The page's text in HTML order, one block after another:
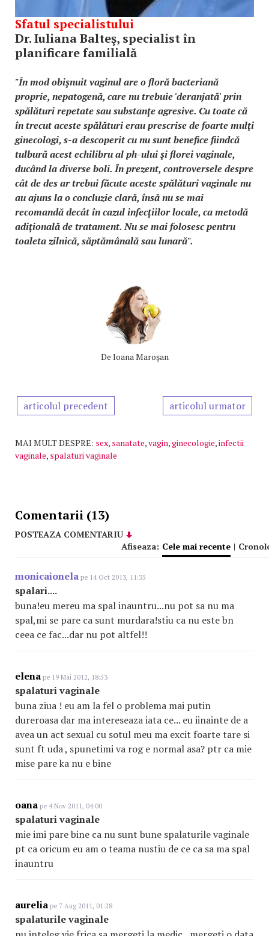
Sfatul specialistului
Dr. Iuliana Balteş, specialist în
planificare familială
"În mod obişnuit vaginul are o floră bacteriană
proprie, nepatogenă, care nu trebuie 'deranjată' prin
spălături repetate sau substanţe agresive. Cu toate că
în trecut aceste spălături erau prescrise de foarte mulţi
ginecologi, s-a descoperit cu nu sunt benefice fiindcă
tulbură acest echilibru al ph-ului şi florei vaginale,
ducând la diverse boli. În prezent, controversele despre
cât de des ar trebui făcute aceste spălături vaginale nu
au ajuns la o concluzie clară, însă nu se mai
recomandă decât în cazul infecţiilor locale, ca metodă
adiţională de tratament. Nu se mai folosesc pentru
toaleta zilnică, săptămânală sau lunară".
De Ioana Maroşan
articolul precedent articolul urmator
MAI MULT DESPRE: sex, sanatate,vagin,ginecologie,infectii
vaginale, spalaturi vaginale
Comentarii (13)
POSTEAZA COMENTARIU
Afiseaza: Cele mai recente |
monicaionela pe 14 Oct 2013, 11:35
spalari....
buna!eu mereu ma spal inauntru...nu pot sa nu ma
spal,mi se pare ca sunt murdara!stiu ca nu este bn
ceea ce fac...dar nu pot altfel!!
elena pe 19 Mai 2012, 18:53
spalaturi vaginale
buna ziua ! eu am la fel o problema mai putin
dureroasa dar ma intereseaza iata ce... eu iinainte de a
avea un act sexual cu sotul meu ma excit foarte tare si
sunt ft uda , spunetimi va rog e normal asa? ptr ca mie
mise pare ka nu e bine
oana pe 4 Nov 2011, 04:00
spalaturi vaginale
mie imi pare bine ca nu sunt bune spalaturile vaginale
pt ca oricum eu am o teama nustiu de ce ca sa ma spal
inauntru
aurelia pe 7 Aug 2011, 01:28
spalaturile vaginale